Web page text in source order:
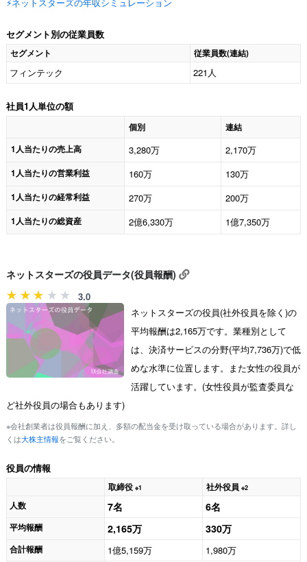
セグメント別の従業員数
セグメント 従業員数(連結)
フィンテック 221人
社員1人単位の額
個別
連結
1人当たりの売上高
3,280万 2,170万
1人当たりの営業利益 160万 130万
1人当たりの経常利益 270万 200万
1人当たりの総資産 2億6,330万 1億7,350万
ネットスターズの役員データ(役員報酬)
3.0
ネットスターズの役員(社外役員を除く)の
平均報酬は2,165万です。業種別として
は、決済サービスの分野(平均7,736万)で低
めな水準に位置します。また女性の役員が
活躍しています。(女性役員が監査委員な
ど社外役員の場合もあります)
※会社創業者は役員報酬に加え、多額の配当金を受け取っている場合があります。詳し
くは大株主情報をご覧ください。
役員の情報
取締役 ※1 社外役員 ※2
人数 7名 6名
平均報酬 2,165万 330万
合計報酬 1億5,159万 1,980万